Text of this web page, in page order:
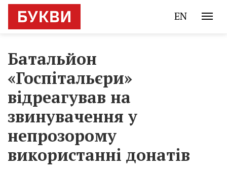
EN
Батальйон
«Госпітальєри»
відреагував на
звинувачення у
непрозорому
використанні донатів